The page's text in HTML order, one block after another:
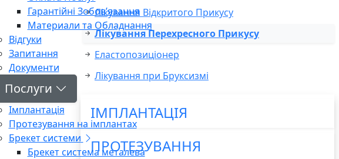
Гарантійні Зобов’язання
Материали та Обладнання
Відгуки
Запитання
Документи
Послуги
Імплантація
Протезування на імплантах
Брекет системи
Брекет система металева
Лікування Відкритого Прикусу
Лікування Перехресного Прикусу
Еластопозиціонер
Лікування при Бруксизмі
ІМПЛАНТАЦІЯ
ПРОТЕЗУВАННЯ